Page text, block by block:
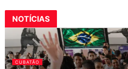
NOTÍCIAS
CUBATÃO